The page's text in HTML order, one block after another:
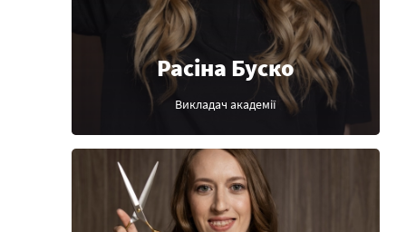
Расіна Буско
Викладач академії